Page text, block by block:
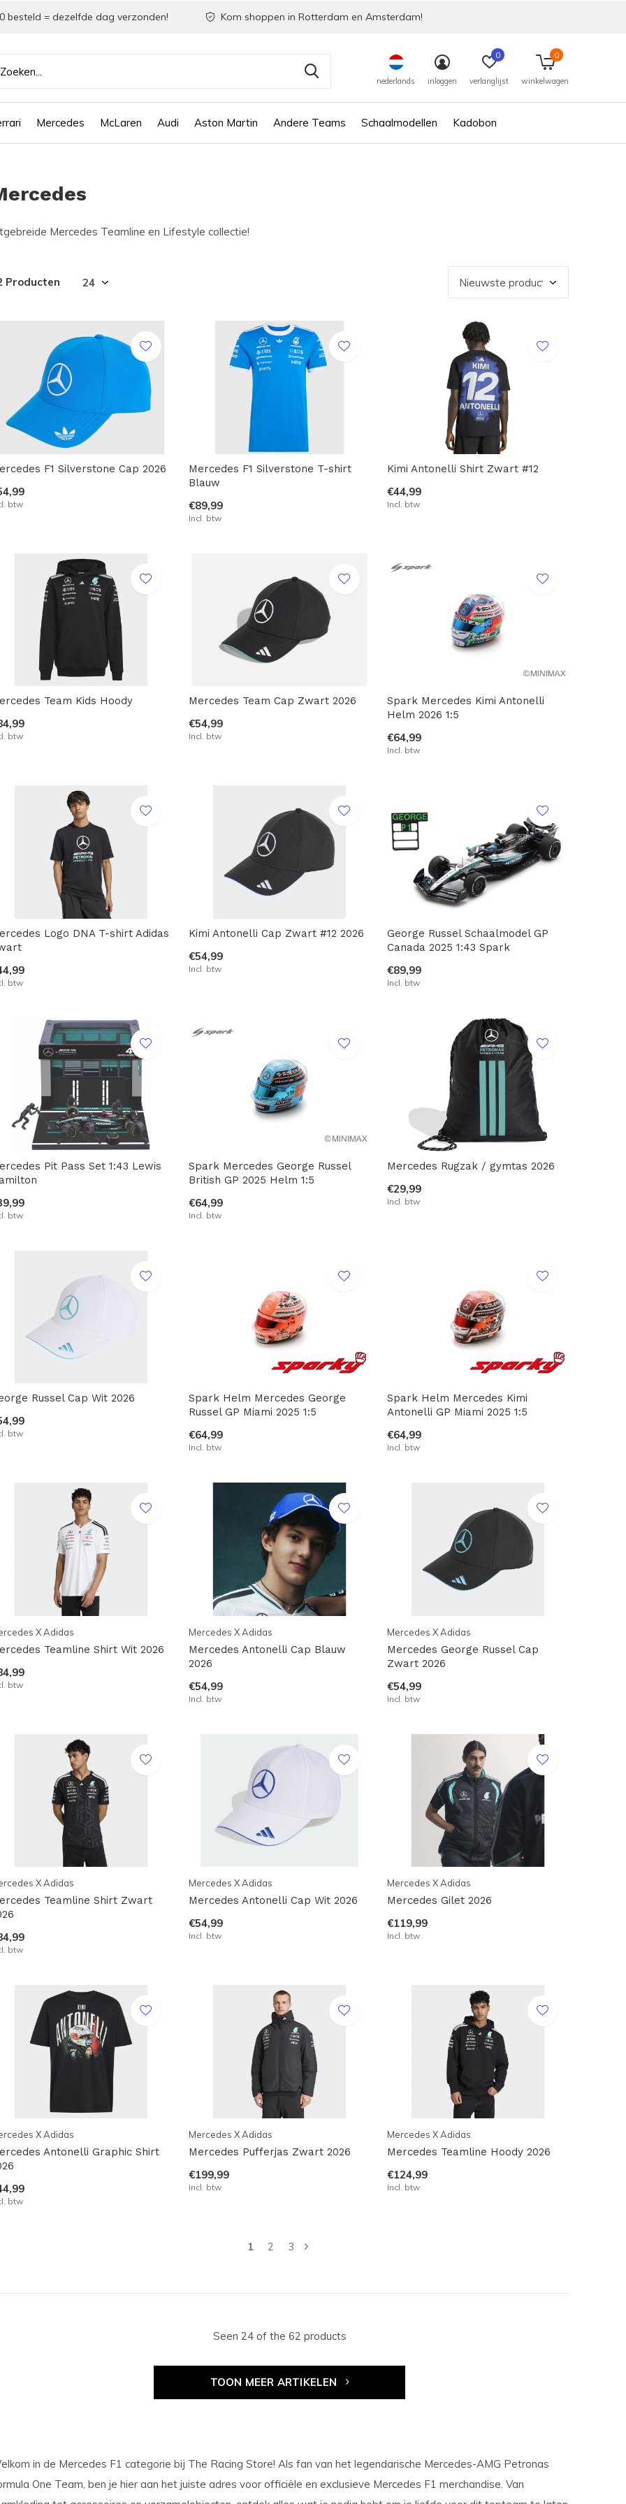
Mercedes McLaren Audi Aston Martin Andere Teams Schaalmodellen Kadobon
nederlands inloggen verlanglijst
0
winkelwagen
0
besteld = dezelfde dag verzonden! Kom shoppen in Rotterdam en Amsterdam!
Mercedes Teamline en Lifestyle collectie!
Producten
F1 Silverstone Cap 2026
btw
Mercedes F1 Silverstone T-shirt
Blauw
€89,99
Incl. btw
Kimi Antonelli Shirt Zwart #12
€44,99
Incl. btw
Team Kids Hoody
btw
Mercedes Team Cap Zwart 2026
€54,99
Incl. btw
Spark Mercedes Kimi Antonelli
Helm 2026 1:5
€64,99
Incl. btw
Logo DNA T-shirt Adidas
btw
Kimi Antonelli Cap Zwart #12 2026
€54,99
Incl. btw
George Russel Schaalmodel GP
Canada 2025 1:43 Spark
€89,99
Incl. btw
Pit Pass Set 1:43 Lewis
btw
Spark Mercedes George Russel
British GP 2025 Helm 1:5
€64,99
Incl. btw
Mercedes Rugzak / gymtas 2026
€29,99
Incl. btw
Russel Cap Wit 2026
btw
Spark Helm Mercedes George
Russel GP Miami 2025 1:5
€64,99
Incl. btw
Spark Helm Mercedes Kimi
Antonelli GP Miami 2025 1:5
€64,99
Incl. btw
X Adidas
Teamline Shirt Wit 2026
btw
Mercedes X Adidas
Mercedes Antonelli Cap Blauw
2026
€54,99
Incl. btw
Mercedes X Adidas
Mercedes George Russel Cap
Zwart 2026
€54,99
Incl. btw
X Adidas
Teamline Shirt Zwart
btw
Mercedes X Adidas
Mercedes Antonelli Cap Wit 2026
€54,99
Incl. btw
Mercedes X Adidas
Mercedes Gilet 2026
€119,99
Incl. btw
X Adidas
Antonelli Graphic Shirt
btw
Mercedes X Adidas
Mercedes Pufferjas Zwart 2026
€199,99
Incl. btw
Mercedes X Adidas
Mercedes Teamline Hoody 2026
€124,99
Incl. btw
1 2 3
Seen 24 of the 62 products
TOON MEER ARTIKELEN
in de Mercedes F1 categorie bij The Racing Store! Als fan van het legendarische Mercedes-AMG Petronas
One Team, ben je hier aan het juiste adres voor officiële en exclusieve Mercedes F1 merchandise. Van